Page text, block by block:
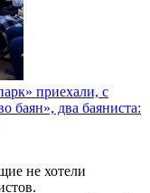
приехали, с
баян», два баяниста:
не хотели